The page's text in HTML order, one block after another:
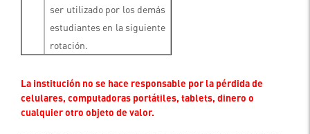
ser utilizado por los demás
estudiantes en la siguiente
rotación.
La institución no se hace responsable por la pérdida de
celulares, computadoras portátiles, tablets, dinero o
cualquier otro objeto de valor.